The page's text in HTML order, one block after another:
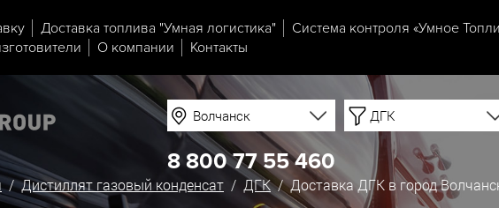
Доставка топлива "Умная логистика" Система контроля «Умное
О компании Контакты
Волчанск ДГК
8 800 77 55 460
/Дистиллят газовый конденсат / ДГК/ Доставка ДГК в город